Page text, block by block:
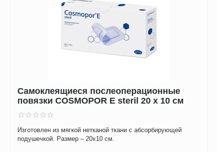
Самоклеящиеся послеоперационные
повязки COSMOPOR E steril 20 х 10 см
Изготовлен из мягкой нетканой ткани с абсорбирующей
подушечкой. Размер – 20х10 см.